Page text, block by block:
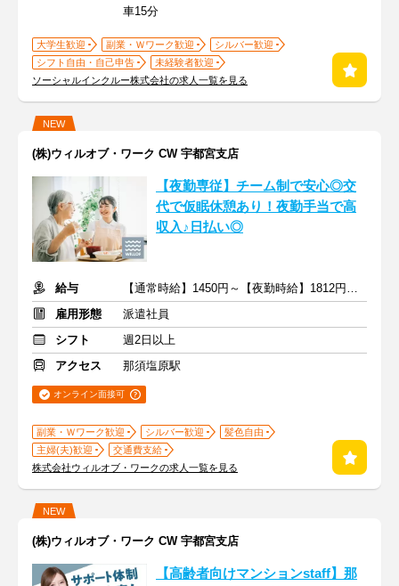
車15分
大学生歓迎 副業・Ｗワーク歓迎
シルバー歓迎
シフト自由・自己申告
未経験者歓迎
ソーシャルインクルー株式会社の求人一覧を見る
NEW
(株)ウィルオブ・ワーク CW 宇都宮支店
【夜勤専従】チーム制で安心◎交
代で仮眠休憩あり！夜勤手当で高
収入♪日払い◎
給与
【通常時給】1450円～【夜勤時給】1812円～ ＋交通費
雇用形態
派遣社員
シフト
週2日以上
アクセス
那須塩原駅
オンライン面接可
副業・Ｗワーク歓迎 シルバー歓迎
髪色自由
主婦(夫)歓迎
交通費支給
株式会社ウィルオブ・ワークの求人一覧を見る
NEW
(株)ウィルオブ・ワーク CW 宇都宮支店
【高齢者向けマンションstaff】那